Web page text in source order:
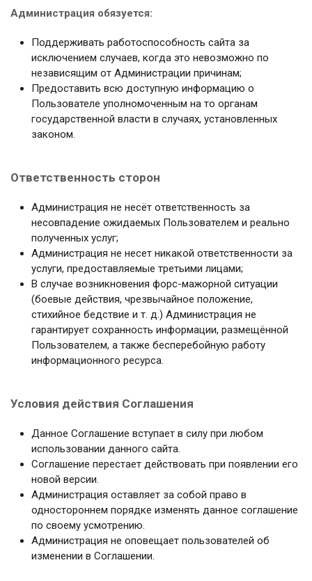
Администрация обязуется:
Поддерживать работоспособность сайта за
исключением случаев, когда это невозможно по
независящим от Администрации причинам;
Предоставить всю доступную информацию о
Пользователе уполномоченным на то органам
государственной власти в случаях, установленных
законом.
Ответственность сторон
Администрация не несёт ответственность за
несовпадение ожидаемых Пользователем и реально
полученных услуг;
Администрация не несет никакой ответственности за
услуги, предоставляемые третьими лицами;
В случае возникновения форс-мажорной ситуации
(боевые действия, чрезвычайное положение,
стихийное бедствие и т. д.) Администрация не
гарантирует сохранность информации, размещённой
Пользователем, а также бесперебойную работу
информационного ресурса.
Условия действия Соглашения
Данное Соглашение вступает в силу при любом
использовании данного сайта.
Соглашение перестает действовать при появлении его
новой версии.
Администрация оставляет за собой право в
одностороннем порядке изменять данное соглашение
по своему усмотрению.
Администрация не оповещает пользователей об
изменении в Соглашении.